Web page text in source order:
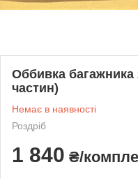
Оббивка багажника
частин)
Немає в наявності
Роздріб
1 840 ₴/